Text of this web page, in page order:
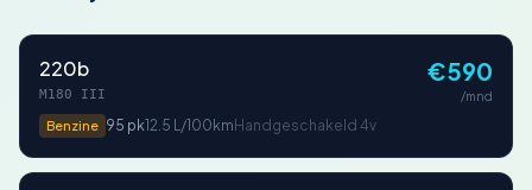
220b
M180 III
Benzine 95 pk12.5 L/100km Handgeschakeld 4v
€590
/mnd